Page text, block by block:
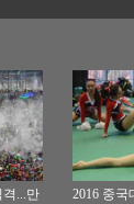
...만
2016 중국